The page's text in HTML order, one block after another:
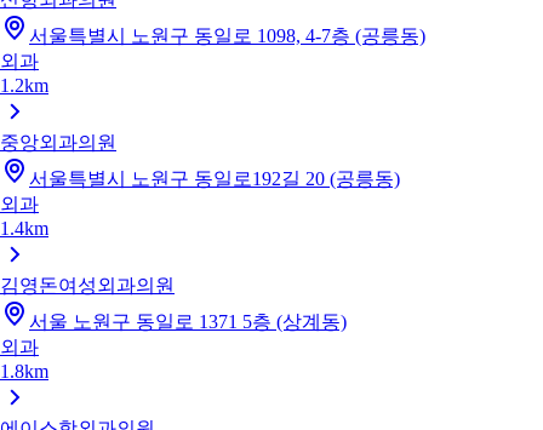
서울특별시 노원구 동일로 1098, 4-7층 (공릉동)
외과
1.2km
중앙외과의원
서울특별시 노원구 동일로192길 20 (공릉동)
외과
1.4km
김영돈여성외과의원
서울 노원구 동일로 1371 5층 (상계동)
외과
1.8km